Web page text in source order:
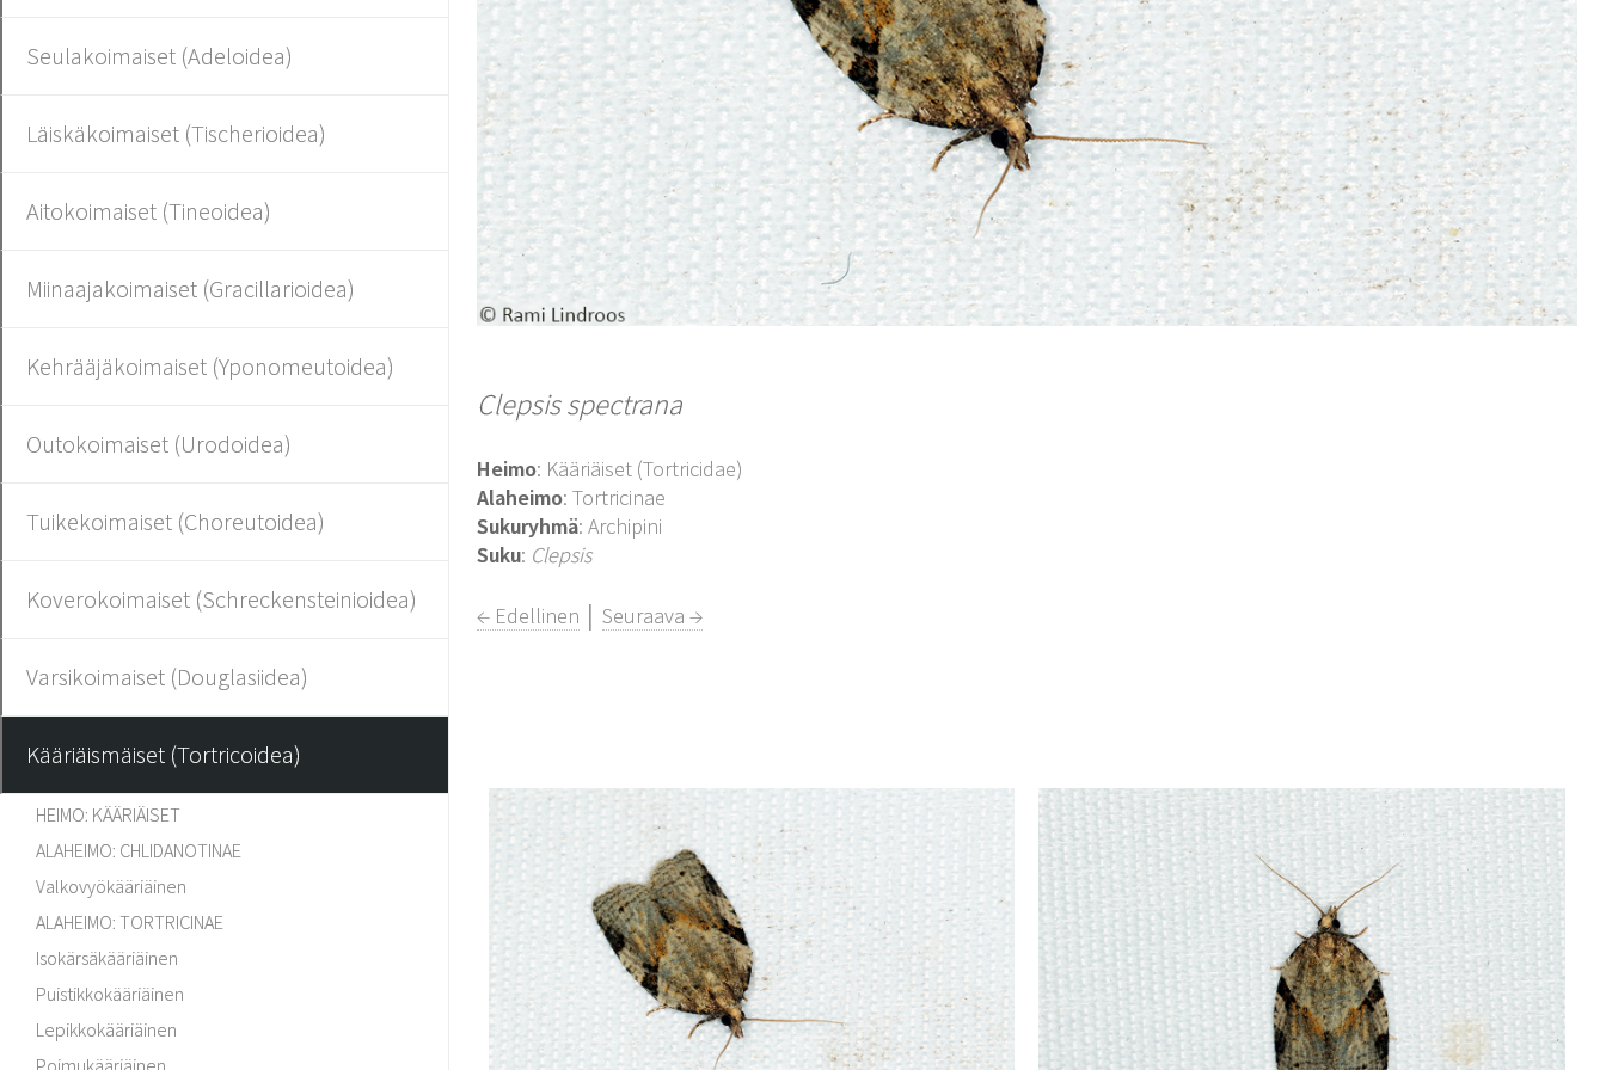
Seulakoimaiset (Adeloidea)
Läiskäkoimaiset (Tischerioidea)
Aitokoimaiset (Tineoidea)
Miinaajakoimaiset (Gracillarioidea)
Kehrääjäkoimaiset (Yponomeutoidea)
Outokoimaiset (Urodoidea)
Tuikekoimaiset (Choreutoidea)
Koverokoimaiset (Schreckensteinioidea)
Varsikoimaiset (Douglasiidea)
Kääriäismäiset (Tortricoidea)
HEIMO: KÄÄRIÄISET
ALAHEIMO: CHLIDANOTINAE
Valkovyökääriäinen
ALAHEIMO: TORTRICINAE
Isokärsäkääriäinen
Puistikkokääriäinen
Lepikkokääriäinen
Poimukääriäinen
Clepsis spectrana
Heimo: Kääriäiset (Tortricidae)
Alaheimo: Tortricinae
Sukuryhmä: Archipini
Suku: Clepsis
← Edellinen │Seuraava →